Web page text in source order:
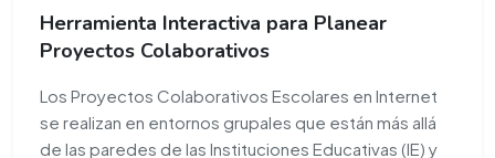
Herramienta Interactiva para Planear
Proyectos Colaborativos
Los Proyectos Colaborativos Escolares en Internet
se realizan en entornos grupales que están más allá
de las paredes de las Instituciones Educativas (IE) y